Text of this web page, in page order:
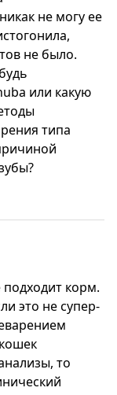
не могу ее
не было.
или какую
типа
подходит корм.
это не супер-
то